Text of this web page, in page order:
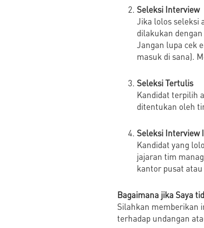
Seleksi Interview
Jika lolos seleksi
dilakukan
Jangan lupa cek
masuk di sana).
Seleksi Tertulis
Kandidat terpilih
ditentukan oleh
Seleksi Interview
Kandidat yang
jajaran tim
kantor pusat
Bagaimana jika Saya
Silahkan memberikan
terhadap undangan